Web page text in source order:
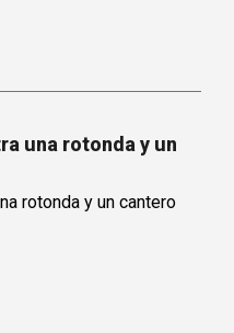
una rotonda y un